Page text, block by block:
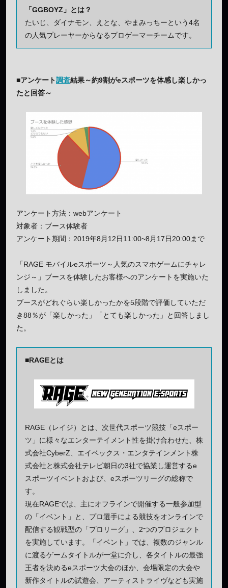
「GGBOYZ」とは？
たいじ、ダイナモン、えとな、やまみっちーという4名
の人気プレーヤーからなるプロゲーマーチームです。
■アンケート調査結果～約9割がeスポーツを体感し楽しかっ
たと回答～
アンケート方法：webアンケート
対象者：ブース体験者
アンケート期間：2019年8月12日11:00~8月17日20:00まで
「RAGE モバイルeスポーツ～人気のスマホゲームにチャレ
ンジ～」ブースを体験したお客様へのアンケートを実施いた
しました。
ブースがどれぐらい楽しかったかを5段階で評価していただ
き88％が「楽しかった」「とても楽しかった」と回答しまし
た。
■RAGEとは
RAGE（レイジ）とは、次世代スポーツ競技「eスポー
ツ」に様々なエンターテイメント性を掛け合わせた、株
式会社CyberZ、エイベックス・エンタテインメント株
式会社と株式会社テレビ朝日の3社で協業し運営するe
スポーツイベントおよび、eスポーツリーグの総称で
す。
現在RAGEでは、主にオフラインで開催する一般参加型
の「イベント」と、プロ選手による競技をオンラインで
配信する観戦型の「プロリーグ」、2つのプロジェクト
を実施しています。「イベント」では、複数のジャンル
に渡るゲームタイトルが一堂に介し、各タイトルの最強
王者を決めるeスポーツ大会のほか、会場限定の大会や
新作タイトルの試遊会、アーティストライヴなども実施